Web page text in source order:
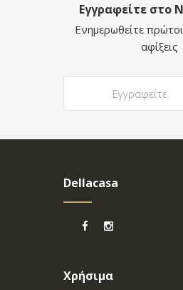
Εγγραφείτε στο
Ενημερωθείτε
αφίξεις
Dellacasa
Χρήσιμα